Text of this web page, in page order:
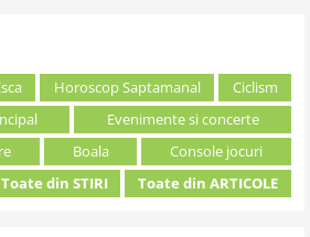
Horoscop Saptamanal
Ciclism
Evenimente si concerte
Boala
Console jocuri
Toate din STIRI Toate din ARTICOLE